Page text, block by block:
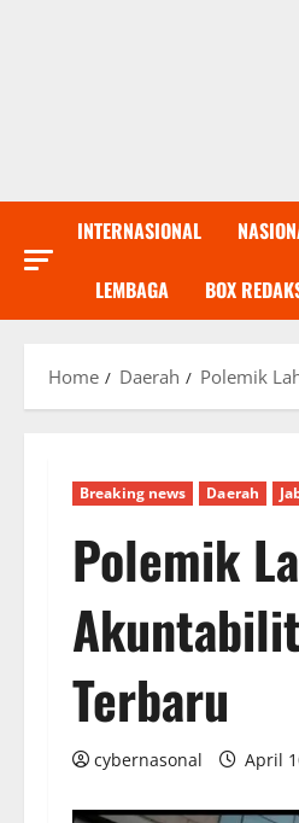
INTERNASIONAL
LEMBAGA BOX
Home Daerah Polemik
Breaking news Daerah
Polemik
Terbaru
cybernasonal April